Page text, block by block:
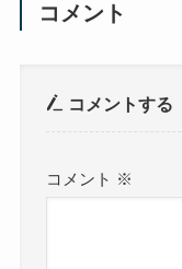
コメント
コメントする
コメント ※